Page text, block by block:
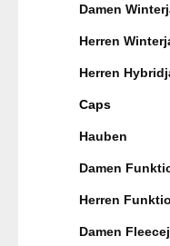
Damen
Herren
Herren
Caps
Hauben
Damen
Herren
Damen